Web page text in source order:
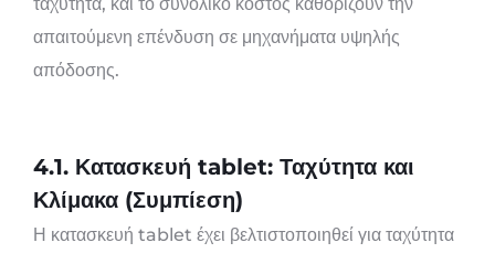
ταχύτητα, και το συνολικό κόστος καθορίζουν την
απαιτούμενη επένδυση σε μηχανήματα υψηλής
απόδοσης.
4.1. Κατασκευή tablet: Ταχύτητα και
Κλίμακα (Συμπίεση)
Η κατασκευή tablet έχει βελτιστοποιηθεί για ταχύτητα